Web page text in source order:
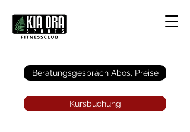
Beratungsgespräch Abos, Preise
Kursbuchung